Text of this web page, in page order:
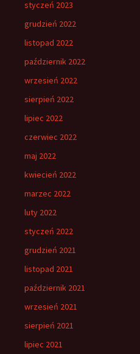
styczeń 2023
grudzień 2022
listopad 2022
październik 2022
wrzesień 2022
sierpień 2022
lipiec 2022
czerwiec 2022
maj 2022
kwiecień 2022
marzec 2022
luty 2022
styczeń 2022
grudzień 2021
listopad 2021
październik 2021
wrzesień 2021
sierpień 2021
lipiec 2021